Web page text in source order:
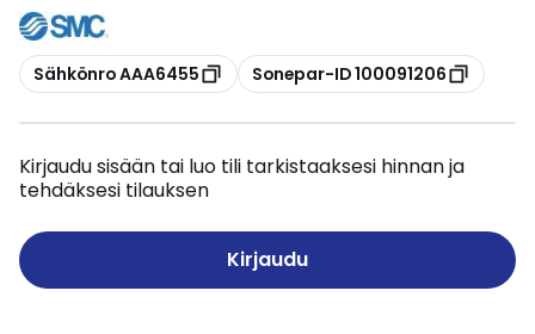
Kopioi
Sähkönro AAA6455 Kopioi
Sonepar-ID 100091206
Kirjaudu sisään tai luo tili tarkistaaksesi hinnan ja
tehdäksesi tilauksen
Kirjaudu